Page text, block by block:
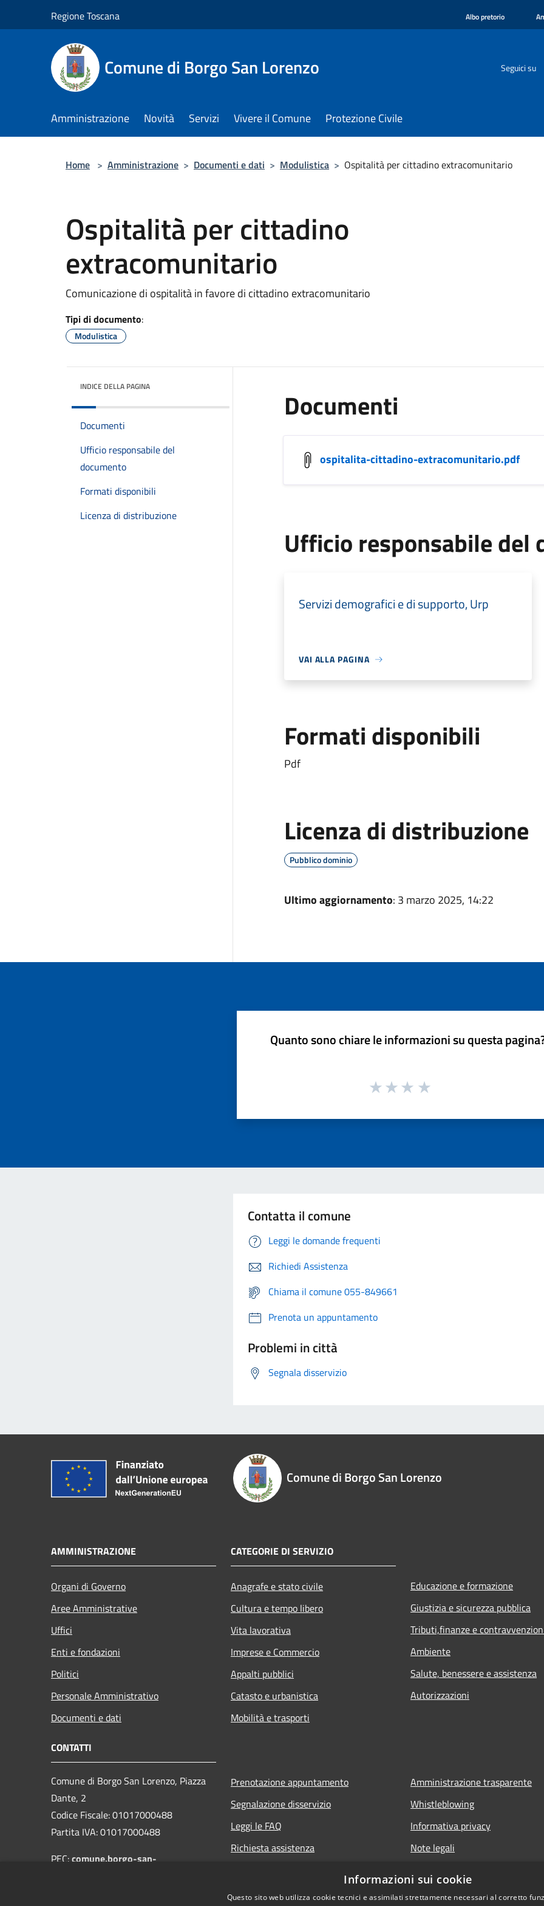
Regione Toscana Albo pretorio
Comune di Borgo San Lorenzo Seguici su
Amministrazione Novità Servizi Vivere il Comune Protezione Civile
Home > Amministrazione > Documenti e dati > Modulistica > Ospitalità per cittadino extracomunitario
Ospitalità per cittadino
extracomunitario
Comunicazione di ospitalità in favore di cittadino extracomunitario
Tipi di documento:
Modulistica
INDICE DELLA PAGINA
Documenti
Ufficio responsabile del
documento
Formati disponibili
Licenza di distribuzione
Documenti
ospitalita-cittadino-extracomunitario.pdf
Ufficio responsabile del
Servizi demografici e di supporto, Urp
VAI ALLA PAGINA
Formati disponibili
Pdf
Licenza di distribuzione
Pubblico dominio
Ultimo aggiornamento: 3 marzo 2025, 14:22
Quanto sono chiare le informazioni su questa
Contatta il comune
Leggi le domande frequenti
Richiedi Assistenza
Chiama il comune 055-849661
Prenota un appuntamento
Problemi in città
Segnala disservizio
Comune di Borgo San Lorenzo
AMMINISTRAZIONE
Organi di Governo
Aree Amministrative
Uffici
Enti e fondazioni
Politici
Personale Amministrativo
Documenti e dati
CATEGORIE DI SERVIZIO
Anagrafe e stato civile
Cultura e tempo libero
Vita lavorativa
Imprese e Commercio
Appalti pubblici
Catasto e urbanistica
Mobilità e trasporti
Educazione e formazione
Giustizia e sicurezza pubblica
Tributi,finanze e
Ambiente
Salute, benessere e assistenza
Autorizzazioni
CONTATTI
Comune di Borgo San Lorenzo, Piazza
Dante, 2
Codice Fiscale: 01017000488
Partita IVA: 01017000488
PEC:comune.borgo-san-
Prenotazione appuntamento
Segnalazione disservizio
Leggi le FAQ
Richiesta assistenza
Amministrazione trasparente
Whistleblowing
Informativa privacy
Note legali
Informazioni sui cookie
Questo sito web utilizza cookie tecnici e assimilati strettamente necessari al corretto